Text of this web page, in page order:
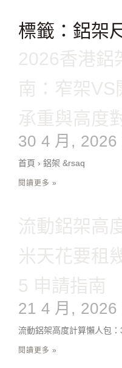
標籤：鋁架
2026香港鋁
南：窄架VS
承重與高度
30 4 月, 2026
首頁 › 鋁架 &rsaq
閱讀更多 »
流動鋁架高
米天花要租
5 申請指南
21 4 月, 2026
流動鋁架高度計算懶人包
閱讀更多 »